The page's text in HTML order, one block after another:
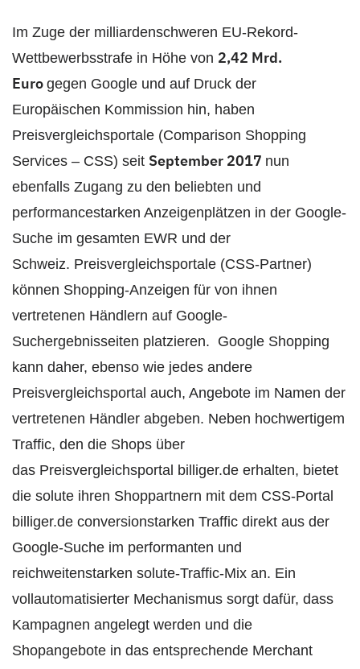
Im Zuge der milliardenschweren EU-Rekord-
Wettbewerbsstrafe in Höhe von 2,42 Mrd.
Euro gegen Google und auf Druck der
Europäischen Kommission hin, haben
Preisvergleichsportale (Comparison Shopping
Services – CSS) seit September 2017 nun
ebenfalls Zugang zu den beliebten und
performancestarken Anzeigenplätzen in der Google-
Suche im gesamten EWR und der
Schweiz. Preisvergleichsportale (CSS-Partner)
können Shopping-Anzeigen für von ihnen
vertretenen Händlern auf Google-
Suchergebnisseiten platzieren. Google Shopping
kann daher, ebenso wie jedes andere
Preisvergleichsportal auch, Angebote im Namen der
vertretenen Händler abgeben. Neben hochwertigem
Traffic, den die Shops über
das Preisvergleichsportal billiger.de erhalten, bietet
die solute ihren Shoppartnern mit dem CSS-Portal
billiger.de conversionstarken Traffic direkt aus der
Google-Suche im performanten und
reichweitenstarken solute-Traffic-Mix an. Ein
vollautomatisierter Mechanismus sorgt dafür, dass
Kampagnen angelegt werden und die
Shopangebote in das entsprechende Merchant